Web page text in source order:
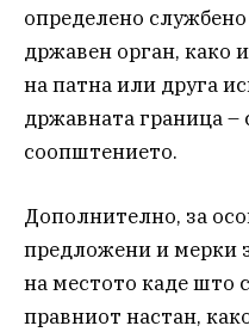
определено
државен орган, како
на патна или друга
државната граница –
соопштението.
Дополнително, за
предложени и мерки
на местото каде што
правниот настан,